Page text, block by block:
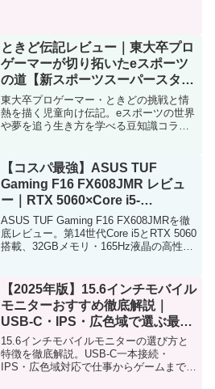
イ納豆は...
ときど伝記レビュー｜東大卒プロ
ゲーマーが切り拓いたeスポーツ
の道【新スポーツスーパースター
伝】
東大卒プロゲーマー・ときどの挑戦と情
熱を描く児童向け伝記。eスポーツの世界
や夢を追う生き方を学べる豆知識コラム
【コスパ最強】ASUS TUF
Gaming F16 FX608JMR レビュ
ー｜RTX 5060×Core i5-
14450HX×32GBメモリの実力を
徹底検証！
ASUS TUF Gaming F16 FX608JMRを徹
底レビュー。第14世代Core i5とRTX 5060
搭載、32GBメモリ・165Hz液晶の高性能
【2025年版】15.6インチモバイル
モニターおすすめ徹底解説｜
USB-C・IPS・広色域で選ぶ最強
モデル
15.6インチモバイルモニターの選び方と
特徴を徹底解説。USB-C一本接続・
IPS・広色域対応で仕事からゲームまで快